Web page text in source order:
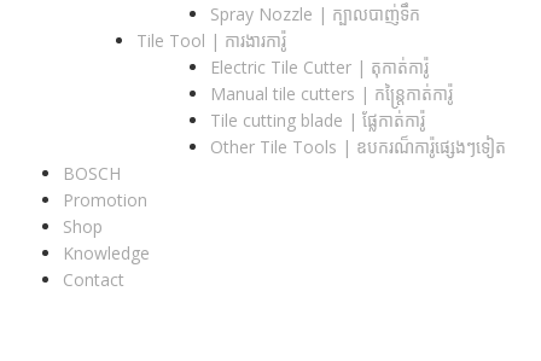
Spray Nozzle | ក្បាលបាញ់ទឹក
Tile Tool | ការងារការ៉ូ
Electric Tile Cutter | តុកាត់ការ៉ូ
Manual tile cutters | កន្ត្រៃកាត់ការ៉ូ
Tile cutting blade | ផ្លែកាត់ការ៉ូ
Other Tile Tools | ឧបករណ៏ការ៉ូផ្សេងៗទៀត
BOSCH
Promotion
Shop
Knowledge
Contact